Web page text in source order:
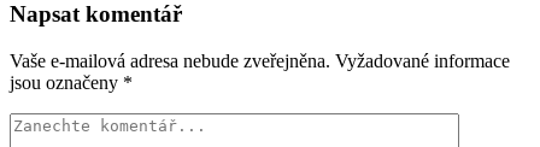
Napsat komentář
Vaše e-mailová adresa nebude zveřejněna. Vyžadované informace
jsou označeny *